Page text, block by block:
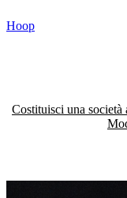
al
Hoop
Costituisci una